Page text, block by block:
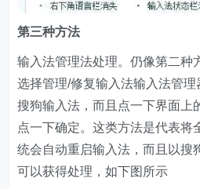
第三种方法
输入法管理法处理。仍像第二种
选择管理/修复输入法输入法管
搜狗输入法，而且点一下界面上
点一下确定。这类方法是代表将
统会自动重启输入法，而且以搜
可以获得处理，如下图所示